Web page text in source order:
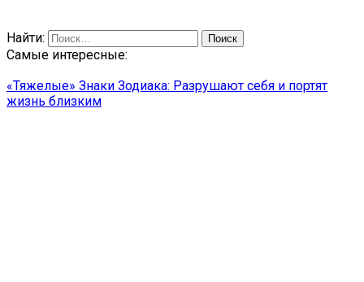
Найти:
Самые интересные:
«Тяжелые» Знаки Зодиака: Разрушают себя и портят
жизнь близким